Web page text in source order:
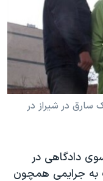
در شیراز در
دادگاهی در
به جرایمی همچون